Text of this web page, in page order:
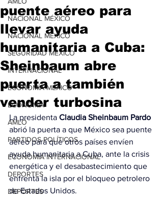
NACIONAL MÉXICO
NACIONAL MÉXICO
SEGURIDAD MÉXICO
INTERNACIONAL
ECONOMÍA MÉXICO
ECONOMÍA
AMLO
PARTIDOS POLÍTICOS
ECONOMÍA INTERNACIONAL
DEPORTES
DEPORTES
puente aéreo para
llevar ayuda
humanitaria a Cuba:
Sheinbaum abre
puerta a también
vender turbosina
La presidenta Claudia Sheinbaum Pardo
abrió la puerta a que México sea puente
aéreo para que otros países envíen
ayuda humanitaria a Cuba, ante la crisis
energética y el desabastecimiento que
enfrenta la isla por el bloqueo petrolero
de Estados Unidos.